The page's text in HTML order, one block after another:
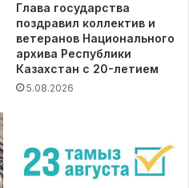
Глава государства
поздравил коллектив и
ветеранов Национального
архива Республики
Казахстан с 20-летием
5.08.2026